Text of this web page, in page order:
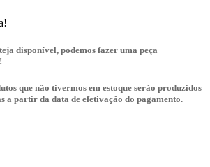
disponível, podemos fazer uma peça
que não tivermos em estoque serão produzidos
a partir da data de efetivação do pagamento.